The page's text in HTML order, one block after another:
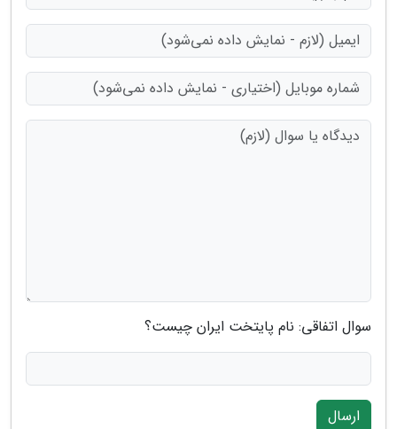
سوال اتفاقی: نام پایتخت ایران چیست؟
ارسال